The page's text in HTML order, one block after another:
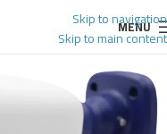
Skip to navigation
Skip to main content
MENU